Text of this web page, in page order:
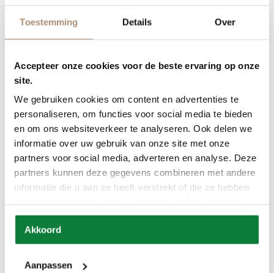
Toestemming Details Over
Accepteer onze cookies voor de beste ervaring op onze
site.
We gebruiken cookies om content en advertenties te
personaliseren, om functies voor social media te bieden
en om ons websiteverkeer te analyseren. Ook delen we
informatie over uw gebruik van onze site met onze
partners voor social media, adverteren en analyse. Deze
partners kunnen deze gegevens combineren met andere
informatie die u aan ze heeft verstrekt of die ze hebben
Akkoord
Aanpassen
Productnaam